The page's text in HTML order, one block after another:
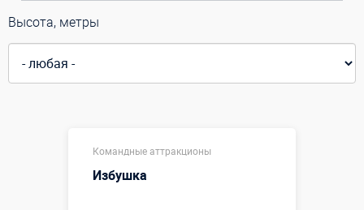
Высота, метры
Командные аттракционы
Избушка